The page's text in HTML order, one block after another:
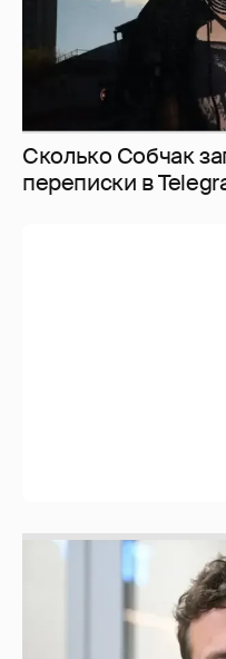
Сколько Собчак
перeписки в
Никита